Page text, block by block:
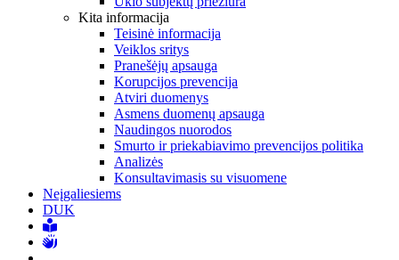
Kita informacija
Teisinė informacija
Veiklos sritys
Pranešėjų apsauga
Korupcijos prevencija
Atviri duomenys
Asmens duomenų apsauga
Naudingos nuorodos
Smurto ir priekabiavimo prevencijos politika
Analizės
Konsultavimasis su visuomene
Neįgaliesiems
DUK